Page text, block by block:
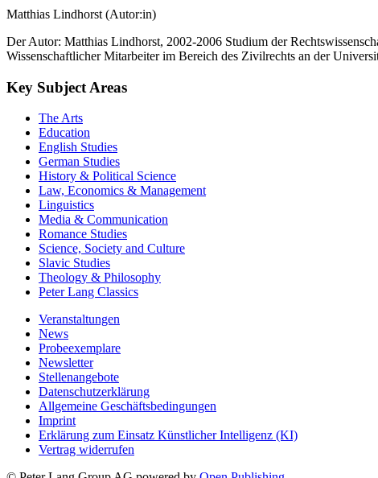
Matthias Lindhorst (Autor:in)
Der Autor: Matthias Lindhorst, 2002-2006 Studium der
Wissenschaftlicher Mitarbeiter im Bereich des Zivilrechts an der
Key Subject Areas
The Arts
Education
English Studies
German Studies
History & Political Science
Law, Economics & Management
Linguistics
Media & Communication
Romance Studies
Science, Society and Culture
Slavic Studies
Theology & Philosophy
Peter Lang Classics
Veranstaltungen
News
Probeexemplare
Newsletter
Stellenangebote
Datenschutzerklärung
Allgemeine Geschäftsbedingungen
Imprint
Erklärung zum Einsatz Künstlicher Intelligenz (KI)
Vertrag widerrufen